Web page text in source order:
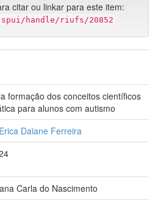
citar ou linkar para este item:
handle/riufs/20852
formação dos conceitos científicos
para alunos com autismo
Daiane Ferreira
Carla do Nascimento